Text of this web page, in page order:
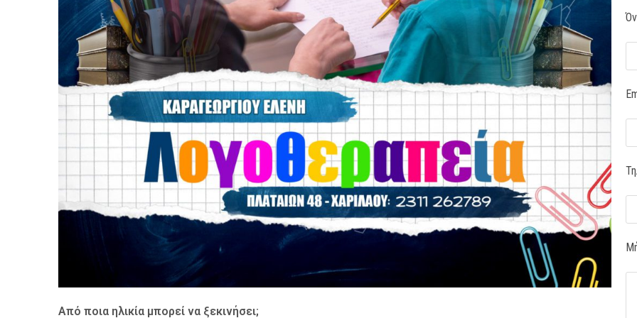
Από ποια ηλικία μπορεί να ξεκινήσει;